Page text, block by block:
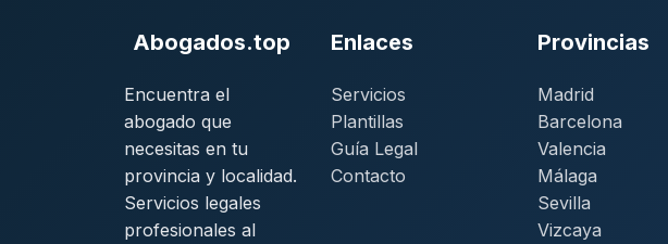
Abogados.top
Encuentra el
abogado que
necesitas en tu
provincia y localidad.
Servicios legales
profesionales al
Enlaces
Servicios
Plantillas
Guía Legal
Contacto
Provincias
Madrid
Barcelona
Valencia
Málaga
Sevilla
Vizcaya